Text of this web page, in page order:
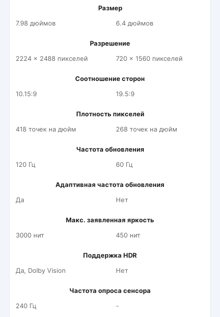
Размер
7.98 дюймов
6.4 дюймов
Разрешение
2224 x 2488 пикселей
720 x 1560 пикселей
Соотношение сторон
10.15:9
19.5:9
Плотность пикселей
418 точек на дюйм
268 точек на дюйм
Частота обновления
120 Гц
60 Гц
Адаптивная частота обновления
Да
Нет
Макс. заявленная яркость
3000 нит
450 нит
Поддержка HDR
Да, Dolby Vision
Нет
Частота опроса сенсора
240 Гц
-